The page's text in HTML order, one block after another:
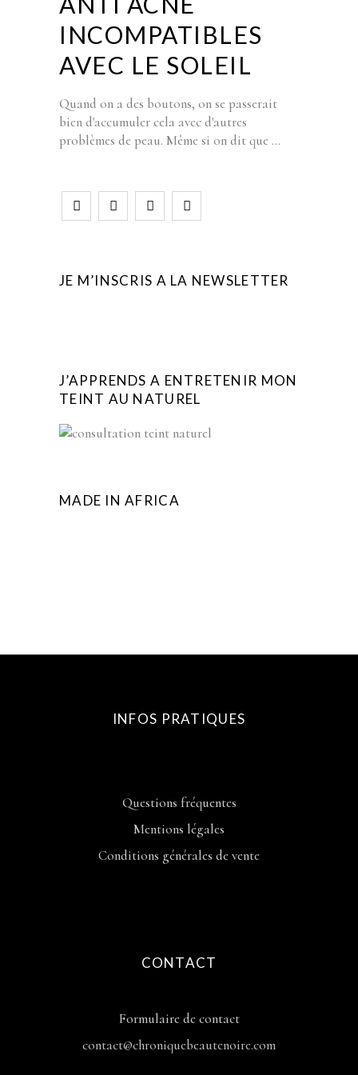
INCOMPATIBLES
AVEC LE SOLEIL
Quand on a des boutons, on se passerait
bien d'accumuler cela avec d'autres
problèmes de peau. Même si on dit que
JE M’INSCRIS A LA NEWSLETTER
J’APPRENDS A ENTRETENIR MON
TEINT AU NATUREL
MADE IN AFRICA
INFOS PRATIQUES
Questions fréquentes
Mentions légales
Conditions générales de vente
CONTACT
Formulaire de contact
contact@chroniquebeautenoire.com